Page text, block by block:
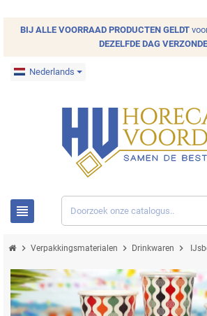
BIJ ALLE VOORRAAD PRODUCTEN GELDT
DEZELFDE DAG
Nederlands
view_headline
chevron_right Verpakkingsmaterialen chevron_right Drinkwaren chevron_right